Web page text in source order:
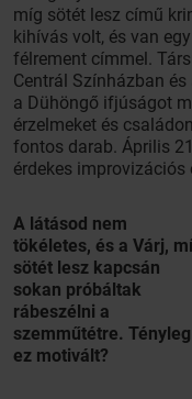
míg sötét lesz című
kihívás volt, és van
félrement címmel.
Centrál Színházban
a Dühöngő ifjúságot
érzelmeket és
fontos darab. Április
érdekes
A látásod nem
tökéletes, és a Várj,
sötét lesz kapcsán
sokan próbáltak
rábeszélni a
szemműtétre. Tényleg
ez motivált?